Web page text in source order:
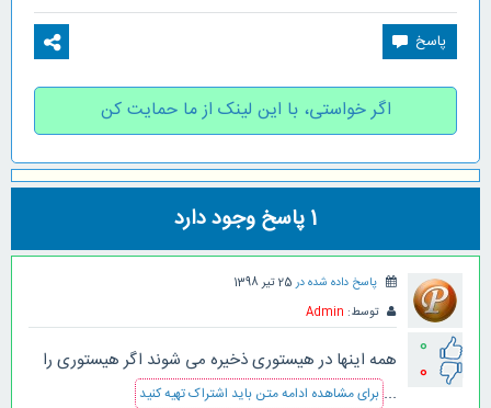
اگر خواستی، با این لینک از ما حمایت کن
1پاسخ وجود دارد
0
0
پاسخ داده شده در 25 تیر 1398
توسط: Admin
همه اینها در هیستوری ذخیره می شوند اگر هیستوری را
... برای مشاهده ادامه متن باید اشتراک تهیه کنید